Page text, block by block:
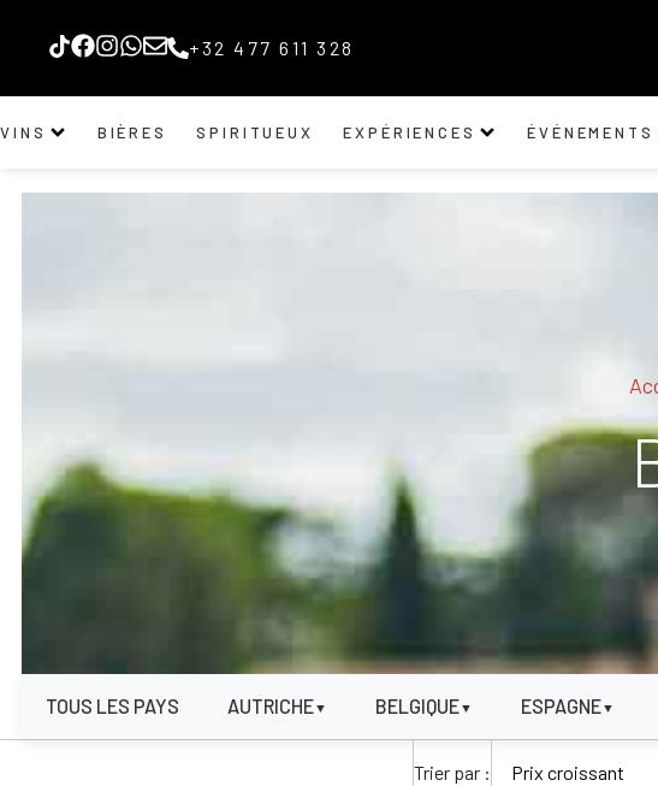
+32 477 611 328
VINS BIÈRES SPIRITUEUX EXPÉRIENCES ÉVÉNEMENTS
TOUS LES PAYS AUTRICHE▼ BELGIQUE▼ ESPAGNE▼
Trier par :